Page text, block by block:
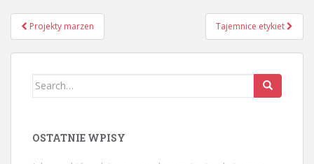
Nawigacja
wpisu
Projekty marzen Tajemnice etykiet
Search
OSTATNIE WPISY